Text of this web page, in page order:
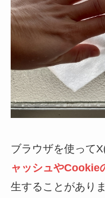
ブラウザを使って
ャッシュやCookie
生することがありま